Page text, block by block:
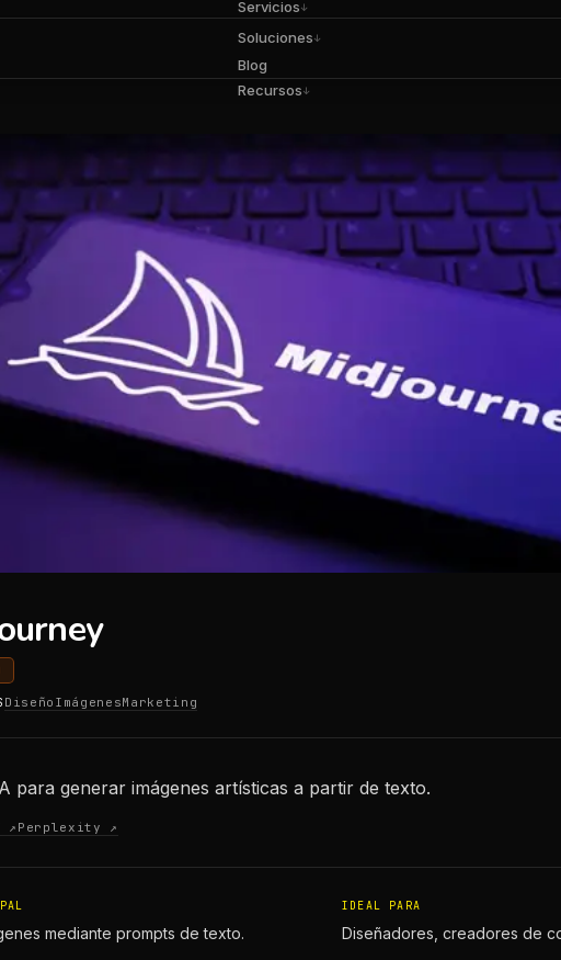
Servicios↓
Soluciones↓
Blog
Recursos↓
Diseño ImágenesMarketing
para generar imágenes artísticas a partir de texto.
↗ Perplexity ↗
mediante prompts de texto.
IDEAL PARA
Diseñadores, creadores de